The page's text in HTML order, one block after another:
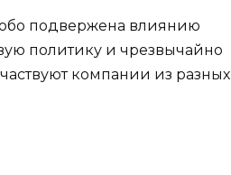
подвержена влиянию
политику и чрезвычайно
компании из разных